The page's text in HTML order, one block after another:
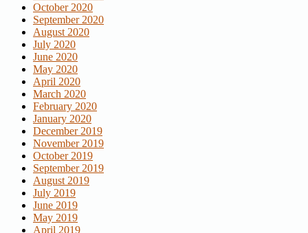
October 2020
September 2020
August 2020
July 2020
June 2020
May 2020
April 2020
March 2020
February 2020
January 2020
December 2019
November 2019
October 2019
September 2019
August 2019
July 2019
June 2019
May 2019
April 2019